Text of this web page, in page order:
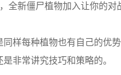
全新僵尸植物加入让你的对
样每种植物也有自己的优
非常讲究技巧和策略的。